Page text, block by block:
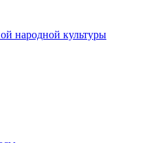
народной культуры